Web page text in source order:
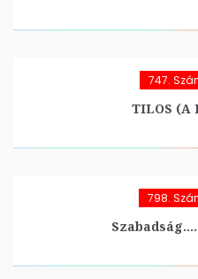
747.
TILOS (A
798.